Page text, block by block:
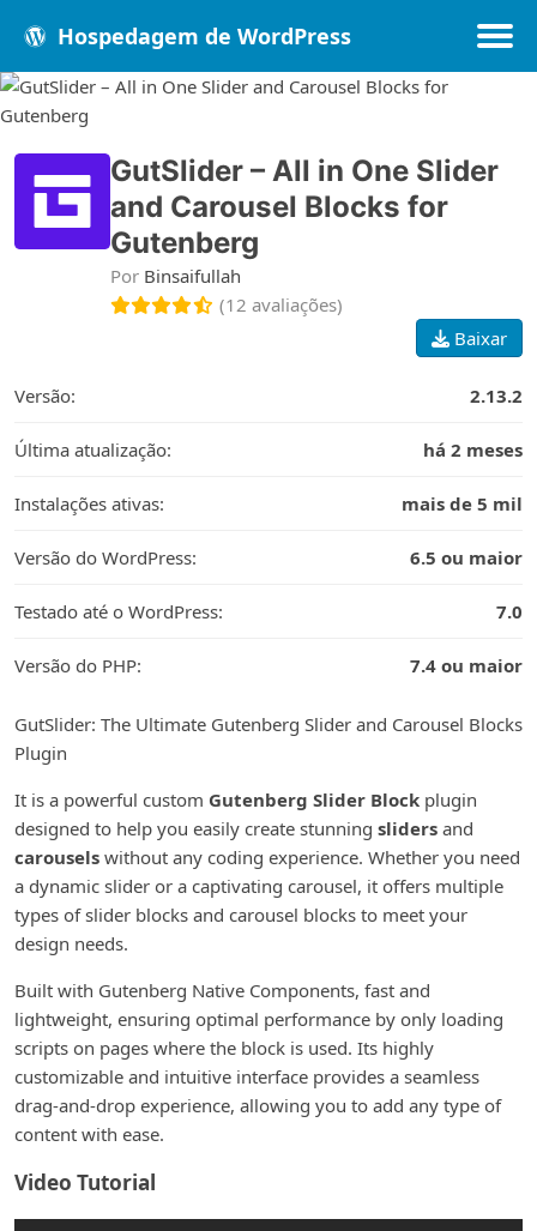
Hospedagem de WordPress
Populares
Recentes
Melhores
GutSlider – All in One Slider
and Carousel Blocks for
Gutenberg
Por Binsaifullah
(12 avaliações)
Baixar
Versão: 2.13.2
Última atualização: há 2 meses
Instalações ativas: mais de 5 mil
Versão do WordPress: 6.5 ou maior
Testado até o WordPress: 7.0
Versão do PHP: 7.4 ou maior
GutSlider: The Ultimate Gutenberg Slider and Carousel Blocks
Plugin
It is a powerful custom Gutenberg Slider Block plugin
designed to help you easily create stunning sliders and
carousels without any coding experience. Whether you need
a dynamic slider or a captivating carousel, it offers multiple
types of slider blocks and carousel blocks to meet your
design needs.
Built with Gutenberg Native Components, fast and
lightweight, ensuring optimal performance by only loading
scripts on pages where the block is used. Its highly
customizable and intuitive interface provides a seamless
drag-and-drop experience, allowing you to add any type of
content with ease.
Video Tutorial